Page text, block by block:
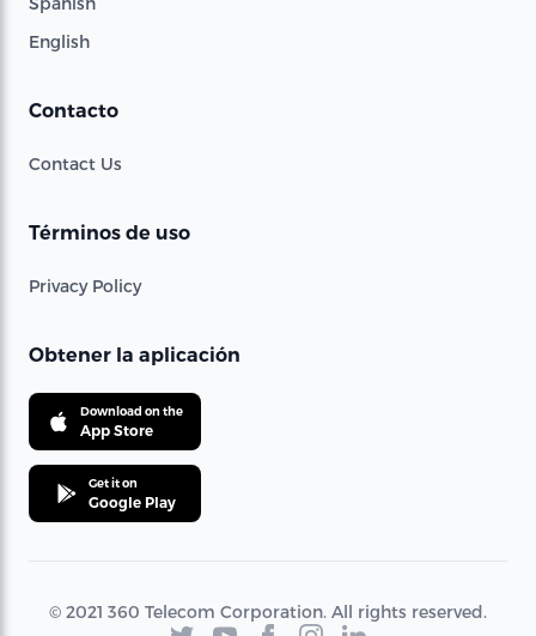
English
Contacto
Contact Us
Términos de uso
Privacy Policy
Obtener la aplicación
Download on the
App Store
Get it on
Google Play
© 2021 360 Telecom Corporation. All rights reserved.